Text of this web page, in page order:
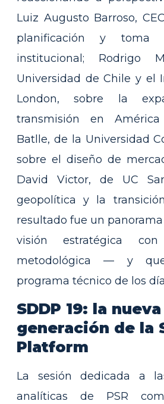
Luiz Augusto Barroso,
planificación y toma
institucional; Rodrigo
Universidad de Chile y el
London, sobre la
transmisión en
Batlle, de la Universidad
sobre el diseño de
David Victor, de UC
geopolítica y la
resultado fue un
visión estratégica
metodológica — y
programa técnico de los
SDDP 19: la nueva
generación de la
Platform
La sesión dedicada a
analíticas de PSR